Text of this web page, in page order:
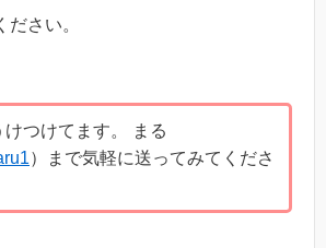
さい。
つけてます。 まる
）まで気軽に送ってみてくださ